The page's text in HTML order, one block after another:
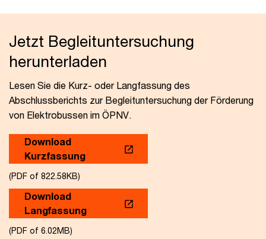
Jetzt Begleituntersuchung
herunterladen
Lesen Sie die Kurz- oder Langfassung des
Abschlussberichts zur Begleituntersuchung der Förderung
von Elektrobussen im ÖPNV.
Download
Kurzfassung
(PDF of 822.58KB)
Download
Langfassung
(PDF of 6.02MB)